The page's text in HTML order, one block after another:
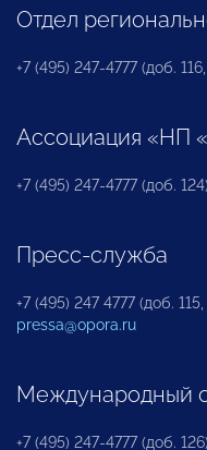
Отдел
+7 (495) 247-4777 (доб. 116,
Ассоциация «НП
+7 (495) 247-4777 (доб. 124)
Пресс-служба
+7 (495) 247 4777 (доб. 115,
pressa@opora.ru
Международный
+7 (495) 247-4777 (доб. 126)